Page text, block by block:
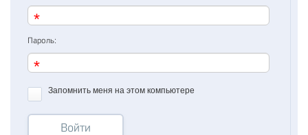
Пароль:
Запомнить меня на этом компьютере
Войти